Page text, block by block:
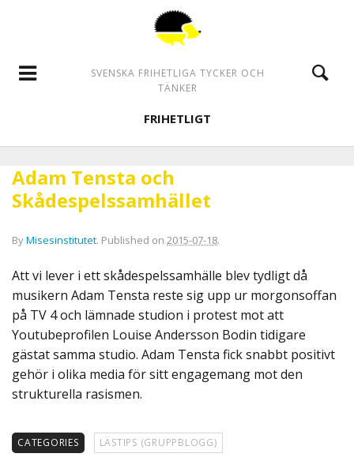
SVENSKA FRIHETLIGA TYCKER OCH
TÄNKER
FRIHETLIGT
Adam Tensta och
Skådespelssamhället
ByMisesinstitutet. Published on 2015-07-18.
Att vi lever i ett skådespelssamhälle blev tydligt då
musikern Adam Tensta reste sig upp ur morgonsoffan
på TV 4 och lämnade studion i protest mot att
Youtubeprofilen Louise Andersson Bodin tidigare
gästat samma studio. Adam Tensta fick snabbt positivt
gehör i olika media för sitt engagemang mot den
strukturella rasismen.
CATEGORIES LÄSTIPS (GRUPPBLOGG)